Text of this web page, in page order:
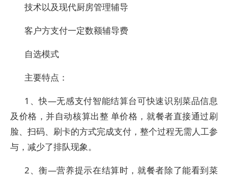
技术以及现代厨房管理辅导
客户方支付一定数额辅导费
自选模式
主要特点：
1、快—无感支付智能结算台可快速识别菜品信息
及价格，并自动核算出整 单价格，就餐者直接通过刷
脸、扫码、刷卡的方式完成支付，整个过程无需人工参
与，减少了排队现象。
2、衡—营养提示在结算时，就餐者除了能看到菜